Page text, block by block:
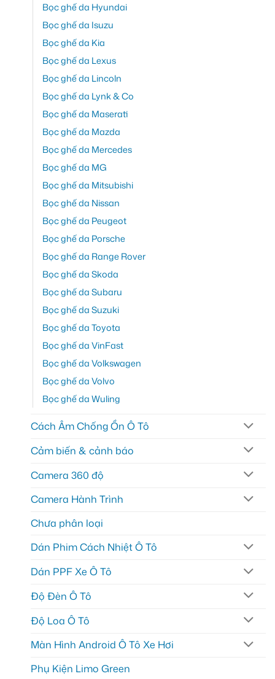
Bọc ghế da Hyundai
Bọc ghế da Isuzu
Bọc ghế da Kia
Bọc ghế da Lexus
Bọc ghế da Lincoln
Bọc ghế da Lynk & Co
Bọc ghế da Maserati
Bọc ghế da Mazda
Bọc ghế da Mercedes
Bọc ghế da MG
Bọc ghế da Mitsubishi
Bọc ghế da Nissan
Bọc ghế da Peugeot
Bọc ghế da Porsche
Bọc ghế da Range Rover
Bọc ghế da Skoda
Bọc ghế da Subaru
Bọc ghế da Suzuki
Bọc ghế da Toyota
Bọc ghế da VinFast
Bọc ghế da Volkswagen
Bọc ghế da Volvo
Bọc ghế da Wuling
Cách Âm Chống Ồn Ô Tô
Cảm biến & cảnh báo
Camera 360 độ
Camera Hành Trình
Chưa phân loại
Dán Phim Cách Nhiệt Ô Tô
Dán PPF Xe Ô Tô
Độ Đèn Ô Tô
Độ Loa Ô Tô
Màn Hình Android Ô Tô Xe Hơi
Phụ Kiện Limo Green